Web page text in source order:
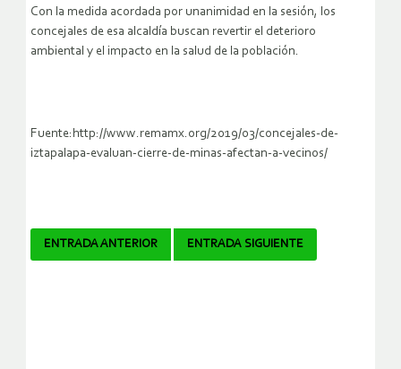
Con la medida acordada por unanimidad en la sesión, los
concejales de esa alcaldía buscan revertir el deterioro
ambiental y el impacto en la salud de la población.
Fuente:http://www.remamx.org/2019/03/concejales-de-
iztapalapa-evaluan-cierre-de-minas-afectan-a-vecinos/
Navegador
ENTRADA ANTERIOR ENTRADA SIGUIENTE